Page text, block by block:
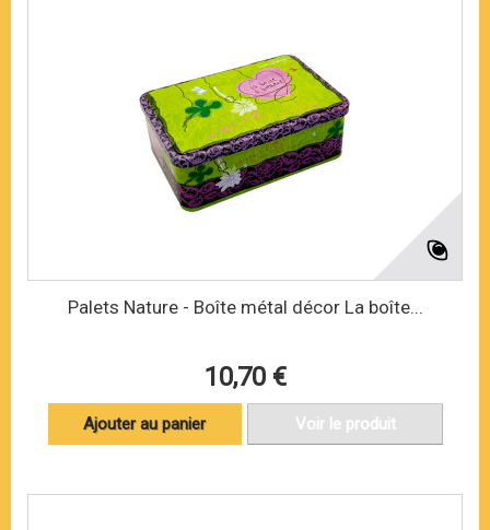
Palets Nature - Boîte métal décor La boîte...
10,70 €
Ajouter au panier Voir le produit